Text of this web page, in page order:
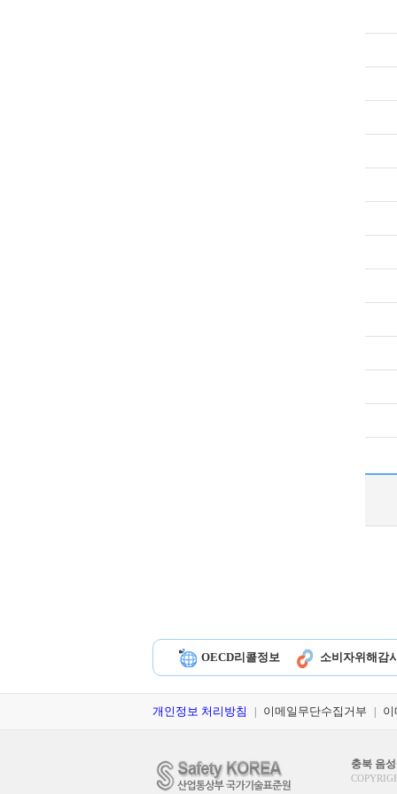
OECD리콜정보 소비자위해감
개인정보 처리방침 이메일무단수집거부
충북 음